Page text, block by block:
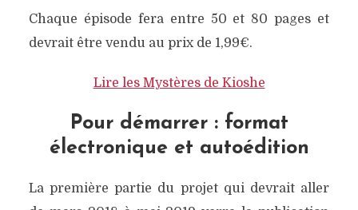
Chaque épisode fera entre 50 et 80 pages et
devrait être vendu au prix de 1,99€.
Lire les Mystères de Kioshe
Pour démarrer : format
électronique et autoédition
La première partie du projet qui devrait aller